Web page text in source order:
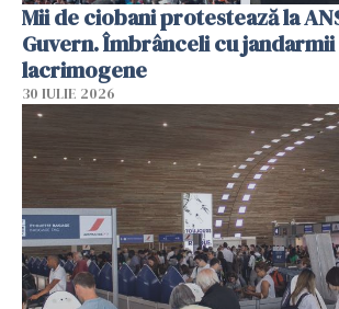
Mii de ciobani protestează la
Guvern. Îmbrânceli cu jandarmii
lacrimogene
30 IULIE 2026